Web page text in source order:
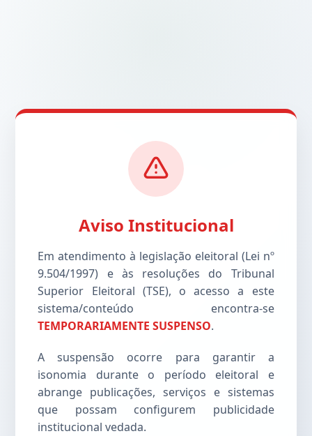
Aviso Institucional
Em atendimento à legislação eleitoral (Lei nº
9.504/1997) e às resoluções do Tribunal
Superior Eleitoral (TSE), o acesso a este
sistema/conteúdo encontra-se
TEMPORARIAMENTE SUSPENSO.
A suspensão ocorre para garantir a
isonomia durante o período eleitoral e
abrange publicações, serviços e sistemas
que possam configurem publicidade
institucional vedada.